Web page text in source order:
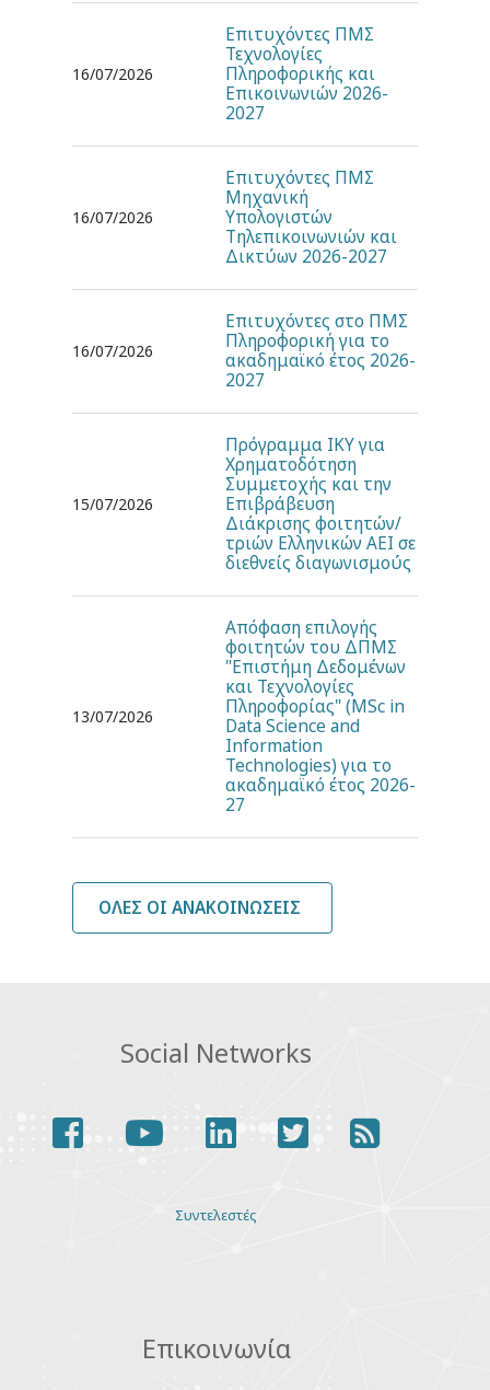
16/07/2026
Επιτυχόντες ΠΜΣ
Τεχνολογίες
Πληροφορικής και
Επικοινωνιών 2026-
2027
16/07/2026
Επιτυχόντες ΠΜΣ
Μηχανική
Υπολογιστών
Τηλεπικοινωνιών και
Δικτύων 2026-2027
16/07/2026
Επιτυχόντες στο ΠΜΣ
Πληροφορική για το
ακαδημαϊκό έτος 2026-
2027
15/07/2026
Πρόγραμμα ΙΚΥ για
Χρηματοδότηση
Συμμετοχής και την
Επιβράβευση
Διάκρισης φοιτητών/
τριών Ελληνικών ΑΕΙ σε
διεθνείς διαγωνισμούς
13/07/2026
Απόφαση επιλογής
φοιτητών του ΔΠΜΣ
"Επιστήμη Δεδομένων
και Τεχνολογίες
Πληροφορίας" (MSc in
Data Science and
Information
Technologies) για το
ακαδημαϊκό έτος 2026-
27
ΌΛΕΣ ΟΙ ΑΝΑΚΟΙΝΏΣΕΙΣ
Social Networks
facebookyoutubelinkedin
twitterrss
Συντελεστές
Επικοινωνία